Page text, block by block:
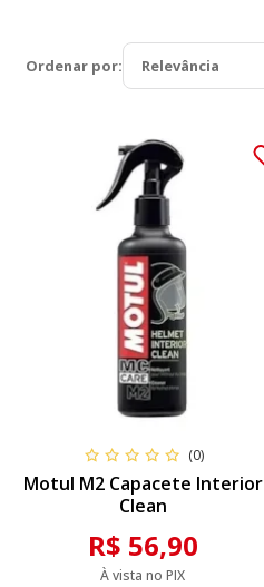
Ordenar por: Relevância
(0)
Motul M2 Capacete Interior
Clean
R$ 56,90
À vista no PIX